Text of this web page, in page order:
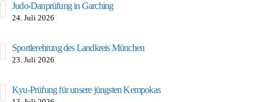
Judo-Danprüfung in Garching
24. Juli 2026
Sportlerehrung des Landkreis München
23. Juli 2026
Kyu-Prüfung für unsere jüngsten Kempokas